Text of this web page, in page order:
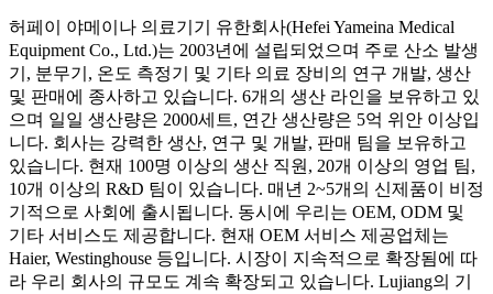
허페이 야메이나 의료기기 유한회사(Hefei Yameina Medical
Equipment Co., Ltd.)는 2003년에 설립되었으며 주로 산소 발생
기, 분무기, 온도 측정기 및 기타 의료 장비의 연구 개발, 생산
및 판매에 종사하고 있습니다. 6개의 생산 라인을 보유하고 있
으며 일일 생산량은 2000세트, 연간 생산량은 5억 위안 이상입
니다. 회사는 강력한 생산, 연구 및 개발, 판매 팀을 보유하고
있습니다. 현재 100명 이상의 생산 직원, 20개 이상의 영업 팀,
10개 이상의 R&D 팀이 있습니다. 매년 2~5개의 신제품이 비정
기적으로 사회에 출시됩니다. 동시에 우리는 OEM, ODM 및
기타 서비스도 제공합니다. 현재 OEM 서비스 제공업체는
Haier, Westinghouse 등입니다. 시장이 지속적으로 확장됨에 따
라 우리 회사의 규모도 계속 확장되고 있습니다. Lujiang의 기